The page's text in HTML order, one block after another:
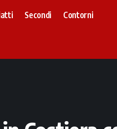
Secondi Contorni